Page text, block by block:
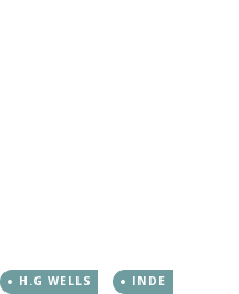
H.G WELLS
INDE